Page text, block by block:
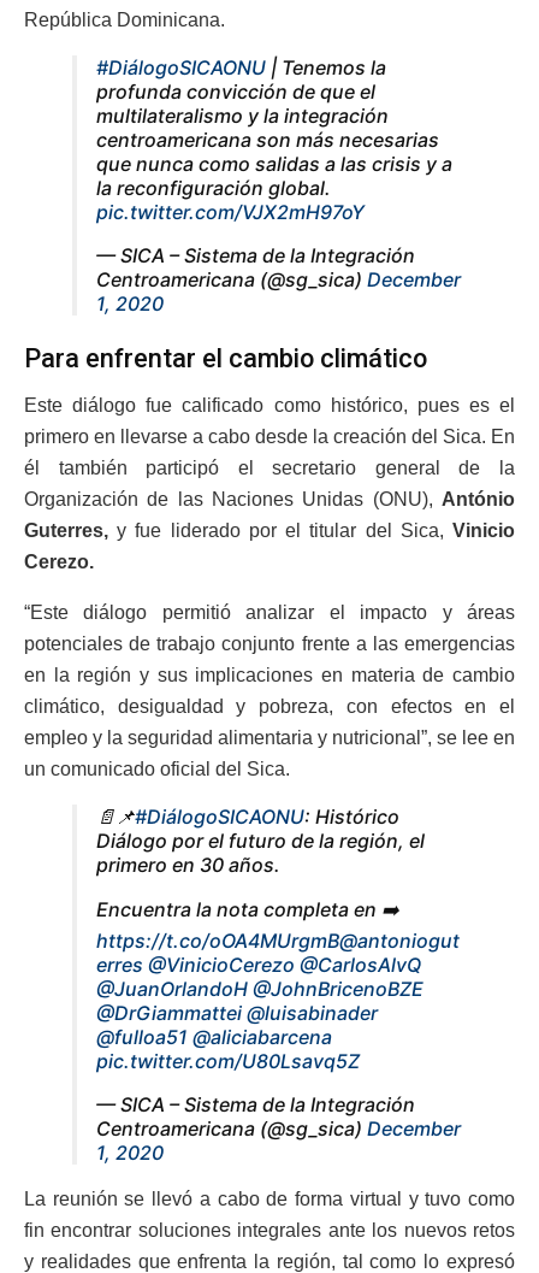
República Dominicana.
#DiálogoSICAONU | Tenemos la
profunda convicción de que el
multilateralismo y la integración
centroamericana son más necesarias
que nunca como salidas a las crisis y a
la reconfiguración global.
pic.twitter.com/VJX2mH97oY
— SICA – Sistema de la Integración
Centroamericana (@sg_sica) December
1, 2020
Para enfrentar el cambio climático
Este diálogo fue calificado como histórico, pues es el
primero en llevarse a cabo desde la creación del Sica. En
él también participó el secretario general de la
Organización de las Naciones Unidas (ONU), António
Guterres, y fue liderado por el titular del Sica, Vinicio
Cerezo.
“Este diálogo permitió analizar el impacto y áreas
potenciales de trabajo conjunto frente a las emergencias
en la región y sus implicaciones en materia de cambio
climático, desigualdad y pobreza, con efectos en el
empleo y la seguridad alimentaria y nutricional”, se lee en
un comunicado oficial del Sica.
📄📌#DiálogoSICAONU: Histórico
Diálogo por el futuro de la región, el
primero en 30 años.
Encuentra la nota completa en ➡️
https://t.co/oOA4MUrgmB@antoniogut
erres @VinicioCerezo @CarlosAlvQ
@JuanOrlandoH @JohnBricenoBZE
@DrGiammattei @luisabinader
@fulloa51 @aliciabarcena
pic.twitter.com/U80Lsavq5Z
— SICA – Sistema de la Integración
Centroamericana (@sg_sica) December
1, 2020
La reunión se llevó a cabo de forma virtual y tuvo como
fin encontrar soluciones integrales ante los nuevos retos
y realidades que enfrenta la región, tal como lo expresó